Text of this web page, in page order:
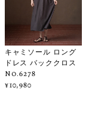
キャミソール ロング
ドレス バッククロス
No.6278
¥10,980